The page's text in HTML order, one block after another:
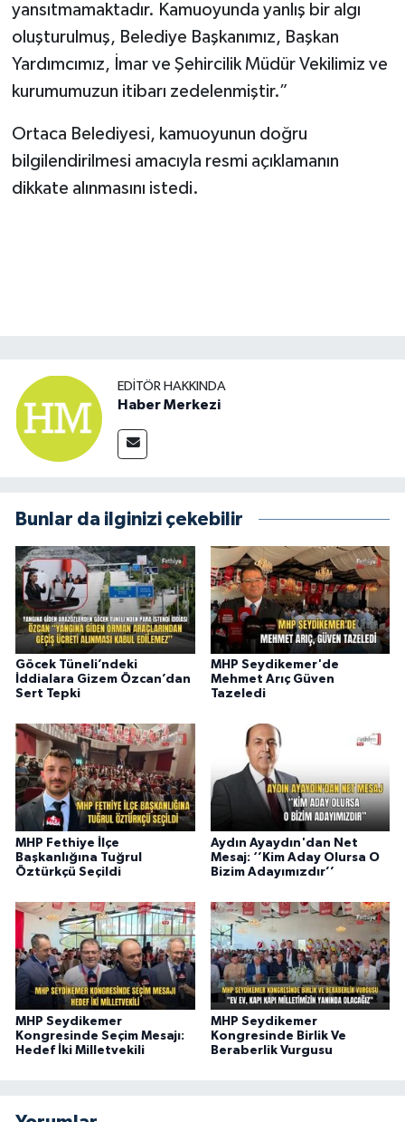
yansıtmamaktadır. Kamuoyunda yanlış bir algı
oluşturulmuş, Belediye Başkanımız, Başkan
Yardımcımız, İmar ve Şehircilik Müdür Vekilimiz ve
kurumumuzun itibarı zedelenmiştir.”
Ortaca Belediyesi, kamuoyunun doğru
bilgilendirilmesi amacıyla resmi açıklamanın
dikkate alınmasını istedi.
EDITÖR HAKKINDA
Haber Merkezi
Bunlar da ilginizi çekebilir
Göcek Tüneli’ndeki
İddialara Gizem Özcan’dan
Sert Tepki
MHP Seydikemer'de
Mehmet Arıç Güven
Tazeledi
MHP Fethiye İlçe
Başkanlığına Tuğrul
Öztürkçü Seçildi
Aydın Ayaydın'dan Net
Mesaj: ‘’Kim Aday Olursa O
Bizim Adayımızdır’’
MHP Seydikemer
Kongresinde Seçim Mesajı:
Hedef İki Milletvekili
MHP Seydikemer
Kongresinde Birlik Ve
Beraberlik Vurgusu